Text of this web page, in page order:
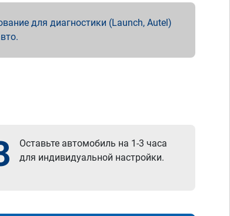
для диагностики (Launch, Autel)
Оставьте автомобиль на 1-3 часа
для индивидуальной настройки.